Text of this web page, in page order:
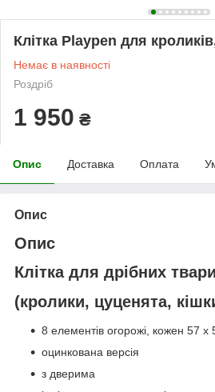
Клітка Playpen для
Немає в наявності
Роздріб
1 950 ₴
Опис Доставка Оплата
Опис
Опис
Клітка для дрібних
(кролики, цуценята,
8 елементів огорожі, кожен 57 x
оцинкована версія
з дверима